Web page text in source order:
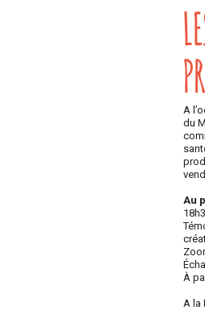
A
du
Au
À
A la